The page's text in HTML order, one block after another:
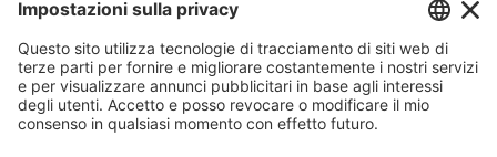
© 2023 Artel Clima Energia di Amg spa. Tutti i diritti